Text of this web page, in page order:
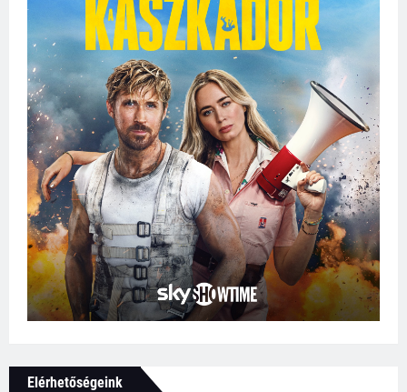
Elérhetőségeink